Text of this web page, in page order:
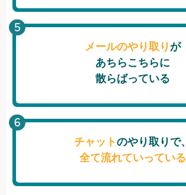
メールのやり取り が
あちらこちらに
散らばっている
チャットのやり取りで、
全て流れていっている